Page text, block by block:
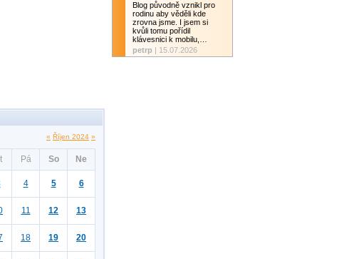
« Říjen 2024 »
Pá So Ne
4 5 6
11 12 13
18 19 20
Blog původně vznikl pro
rodinu aby věděli kde
zrovna jsme. I jsem si
kvůli tomu pořídil
klávesnici k mobilu,…
petrp | 15.07.2026